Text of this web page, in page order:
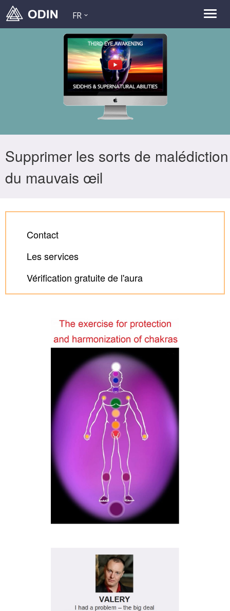
FR
Supprimer les sorts de malédiction
du mauvais œil
Contact
Les services
Vérification gratuite de l'aura